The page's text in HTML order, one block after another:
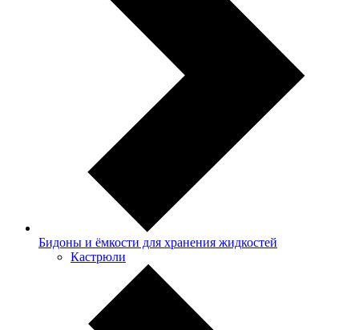
Бидоны и ёмкости для хранения жидкостей
Кастрюли